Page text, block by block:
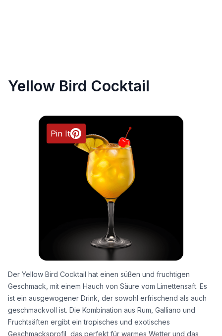
Yellow Bird Cocktail
Pin It
Der Yellow Bird Cocktail hat einen süßen und fruchtigen
Geschmack, mit einem Hauch von Säure vom Limettensaft. Es
ist ein ausgewogener Drink, der sowohl erfrischend als auch
geschmackvoll ist. Die Kombination aus Rum, Galliano und
Fruchtsäften ergibt ein tropisches und exotisches
Geschmacksprofil, das perfekt für warmes Wetter und das